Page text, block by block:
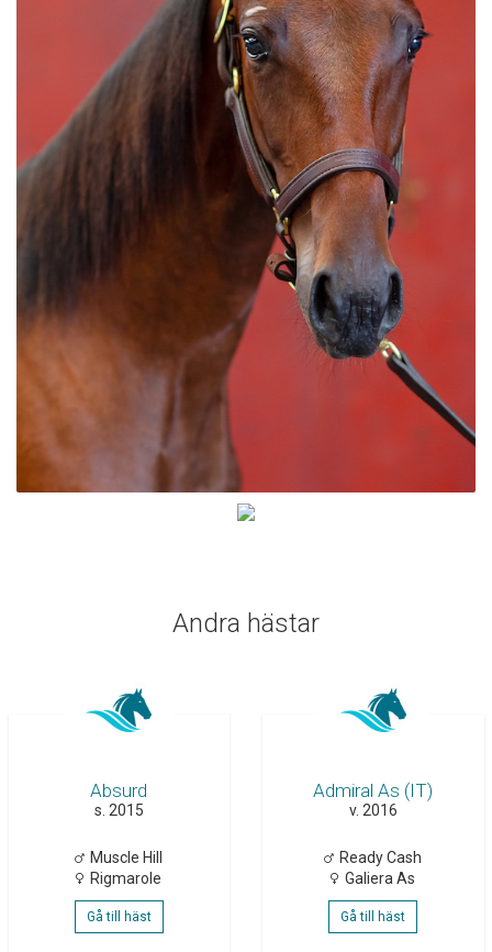
Andra hästar
Absurd
s. 2015
Muscle Hill
Rigmarole
Gå till häst
Admiral As (IT)
v. 2016
Ready Cash
Galiera As
Gå till häst